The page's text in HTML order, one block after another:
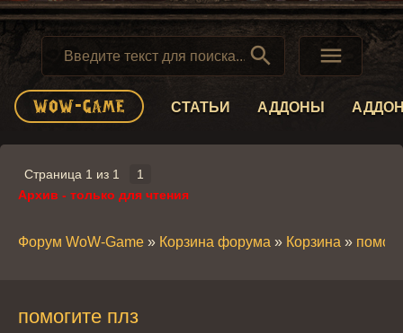
 
СТАТЬИ АДДОНЫ
Страница 1 из 1
1
Архив - только для чтения
Форум WoW-Game » Корзина форума » Корзина »
помогите плз